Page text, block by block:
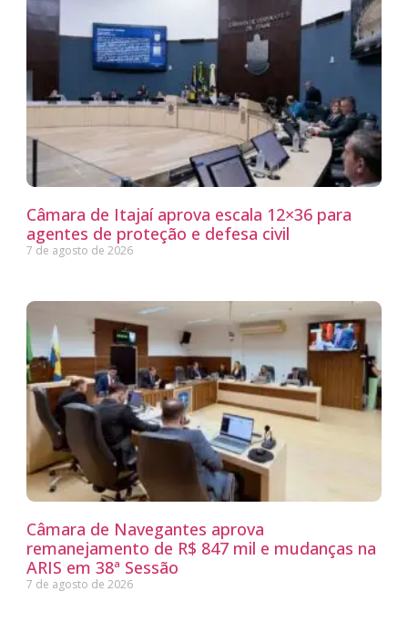
Câmara de Itajaí aprova escala 12×36 para
agentes de proteção e defesa civil
7 de agosto de 2026
Câmara de Navegantes aprova
remanejamento de R$ 847 mil e mudanças na
ARIS em 38ª Sessão
7 de agosto de 2026